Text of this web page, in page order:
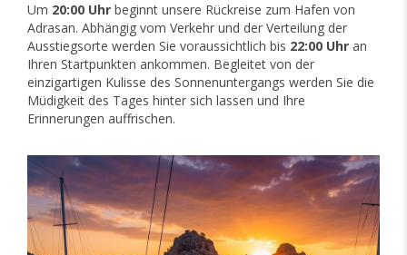
Um 20:00 Uhr beginnt unsere Rückreise zum Hafen von
Adrasan. Abhängig vom Verkehr und der Verteilung der
Ausstiegsorte werden Sie voraussichtlich bis 22:00 Uhr an
Ihren Startpunkten ankommen. Begleitet von der
einzigartigen Kulisse des Sonnenuntergangs werden Sie die
Müdigkeit des Tages hinter sich lassen und Ihre
Erinnerungen auffrischen.